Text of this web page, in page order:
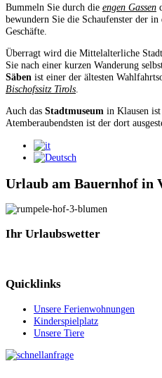
Bummeln Sie durch die engen Gassen
bewundern Sie die Schaufenster der
Geschäfte.
Überragt wird die Mittelalterliche
Sie nach einer kurzen Wanderung
Säben ist einer der ältesten
Bischofssitz Tirols
Auch das Stadtmuseum in Klausen
Atemberaubendsten ist der dort
Urlaub am Bauernhof in
Ihr Urlaubswetter
Quicklinks
Unsere Ferienwohnungen
Kinderspielplatz
Unsere Tiere